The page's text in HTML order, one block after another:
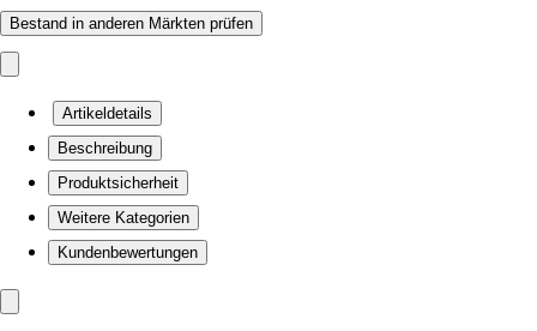
Bestand in anderen Märkten prüfen
Artikeldetails
Beschreibung
Produktsicherheit
Weitere Kategorien
Kundenbewertungen